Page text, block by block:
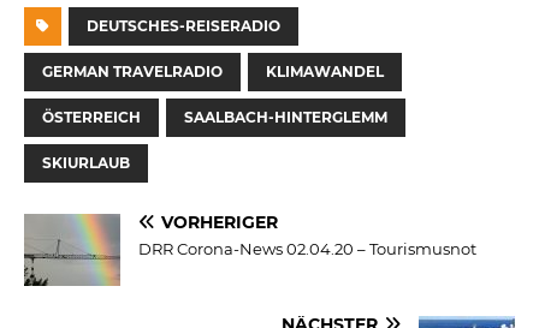
DEUTSCHES-REISERADIO
GERMAN TRAVELRADIO KLIMAWANDEL
ÖSTERREICH SAALBACH-HINTERGLEMM
SKIURLAUB
VORHERIGER
DRR Corona-News 02.04.20 – Tourismusnot